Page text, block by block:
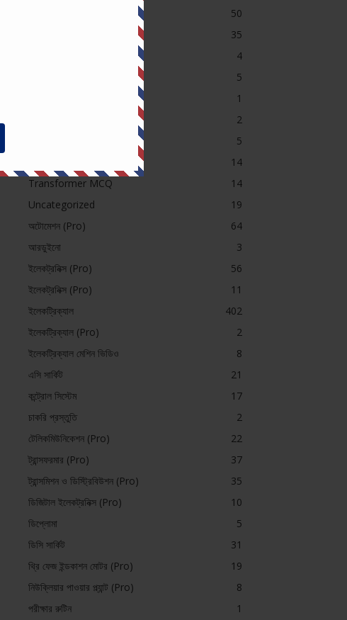
50
35
4
5
1
2
5
14
Transformer MCQ
14
Uncategorized
19
অটোমেশন (Pro)
64
আরডুইনো
3
ইলেকট্রনিক্স (Pro)
56
ইলেকট্রনিক্স (Pro)
11
ইলেকট্রিক্যাল
402
ইলেকট্রিক্যাল (Pro)
2
ইলেকট্রিক্যাল মেশিন ভিডিও
8
এসি সার্কিট
21
কন্ট্রোল সিস্টেম
17
চাকরি প্রস্তুতি
2
টেলিকমিউনিকেশন (Pro)
22
ট্রান্সফরমার (Pro)
37
ট্রান্সমিশন ও ডিস্ট্রিবিউশন (Pro)
35
ডিজিটাল ইলেকট্রনিক্স (Pro)
10
ডিপ্লোমা
5
ডিসি সার্কিট
31
থ্রি ফেজ ইন্ডকাশন মোটর (Pro)
19
নিউক্লিয়ার পাওয়ার প্ল্যান্ট (Pro)
8
পরীক্ষার রুটিন
1